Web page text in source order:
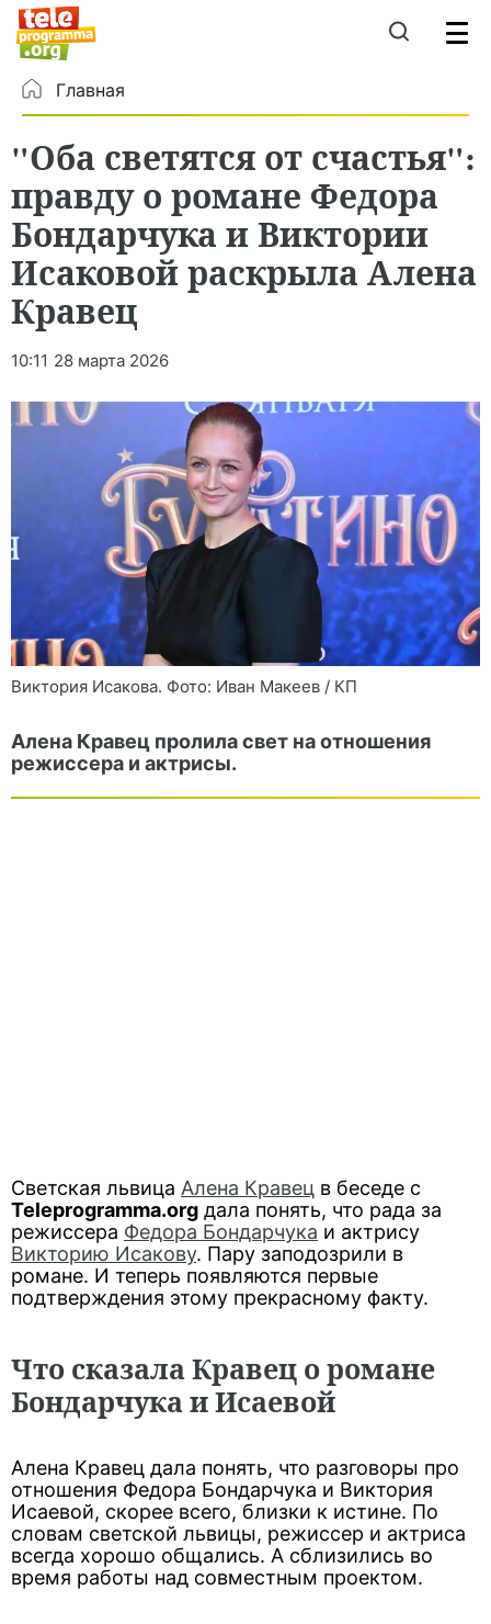
Главная
"Оба светятся от счастья":
правду о романе Федора
Бондарчука и Виктории
Исаковой раскрыла Алена
Кравец
10:11 28 марта 2026
Виктория Исакова. Фото: Иван Макеев / КП
Алена Кравец пролила свет на отношения
режиссера и актрисы.
Светская львица Алена Кравец в беседе с
Teleprogramma.org дала понять, что рада за
режиссера Федора Бондарчука и актрису
Викторию Исакову. Пару заподозрили в
романе. И теперь появляются первые
подтверждения этому прекрасному факту.
Что сказала Кравец о романе
Бондарчука и Исаевой
Алена Кравец дала понять, что разговоры про
отношения Федора Бондарчука и Виктория
Исаевой, скорее всего, близки к истине. По
словам светской львицы, режиссер и актриса
всегда хорошо общались. А сблизились во
время работы над совместным проектом.